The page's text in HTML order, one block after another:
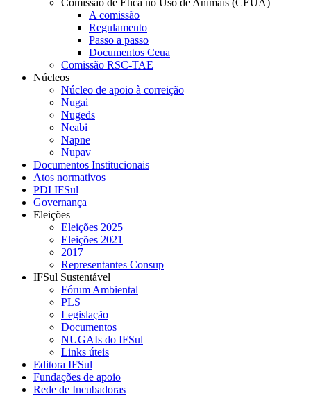
A comissão
Regulamento
Passo a passo
Documentos Ceua
Comissão RSC-TAE
Núcleos
Núcleo de apoio à correição
Nugai
Nugeds
Neabi
Napne
Nupav
Documentos Institucionais
Atos normativos
PDI IFSul
Governança
Eleições
Eleições 2025
Eleições 2021
2017
Representantes Consup
IFSul Sustentável
Fórum Ambiental
PLS
Legislação
Documentos
NUGAIs do IFSul
Links úteis
Editora IFSul
Fundações de apoio
Rede de Incubadoras